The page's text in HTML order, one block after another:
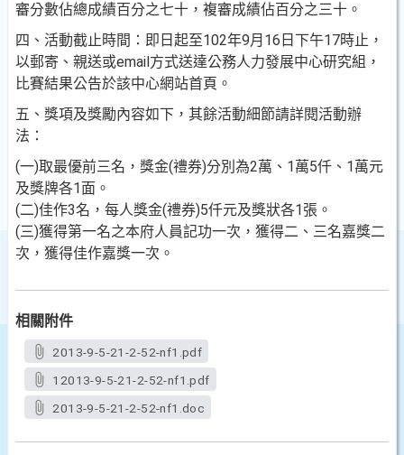
審分數佔總成績百分之七十，複審成績佔百分之三十。
四、活動截止時間：即日起至102年9月16日下午17時止，
以郵寄、親送或email方式送達公務人力發展中心研究組，
比賽結果公告於該中心網站首頁。
五、獎項及獎勵內容如下，其餘活動細節請詳閱活動辦
法：
(一)取最優前三名，獎金(禮券)分別為2萬、1萬5仟、1萬元
及獎牌各1面。
(二)佳作3名，每人獎金(禮券)5仟元及獎狀各1張。
(三)獲得第一名之本府人員記功一次，獲得二、三名嘉獎二
次，獲得佳作嘉獎一次。
相關附件
2013-9-5-21-2-52-nf1.pdf
12013-9-5-21-2-52-nf1.pdf
2013-9-5-21-2-52-nf1.doc